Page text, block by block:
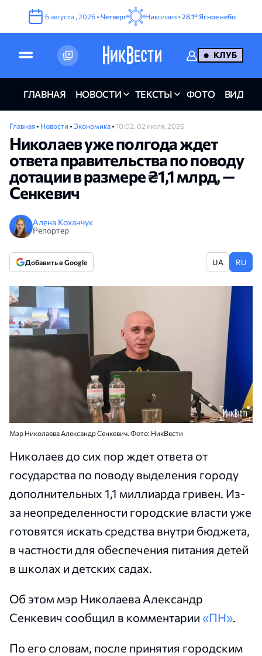
6августа , 2026 • Четверг Николаев • 28.1° Ясное небо
КЛУБ
ГЛАВНАЯ НОВОСТИ ТЕКСТЫ ФОТО ВИДЕО
Главная • Новости • Экономика • 10:02, 02 июля, 2026
Николаев уже полгода ждет
ответа правительства по поводу
дотации в размере ₴1,1 млрд, —
Сенкевич
Алена Коханчук
Репортер
Добавить в Google UA RU
Мэр Николаева Александр Сенкевич. Фото: НикВести
Николаев до сих пор ждет ответа от
государства по поводу выделения городу
дополнительных 1,1 миллиарда гривен. Из-
за неопределенности городские власти уже
готовятся искать средства внутри бюджета,
в частности для обеспечения питания детей
в школах и детских садах.
Об этом мэр Николаева Александр
Сенкевич сообщил в комментарии «ПН».
По его словам, после принятия городским